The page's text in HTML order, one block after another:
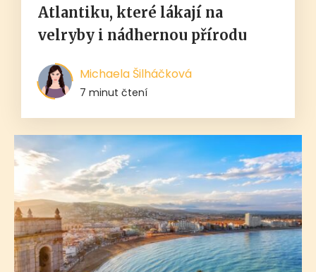
Atlantiku, které lákají na
velryby i nádhernou přírodu
Michaela Šilháčková
7 minut čtení